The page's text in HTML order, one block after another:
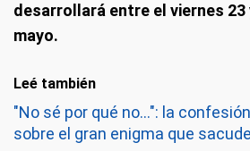
desarrollará entre el viernes 23
mayo.
Leé también
"No sé por qué no...": la
sobre el gran enigma que